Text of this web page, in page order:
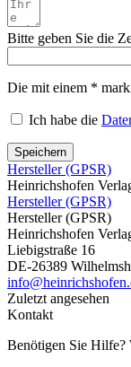
Bitte geben Sie die
Die mit einem *
Ich habe die
Speichern
Hersteller (GPSR)
Heinrichshofen
Hersteller (GPSR)
Hersteller (GPSR)
Heinrichshofen
Liebigstraße 16
DE-26389
Zuletzt angesehen
Kontakt
Benötigen Sie Hilfe?